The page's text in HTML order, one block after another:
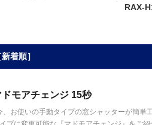
RAX-
着順］
ドモアチェンジ 15秒
、お使いの手動タイプの窓シャッターが簡単